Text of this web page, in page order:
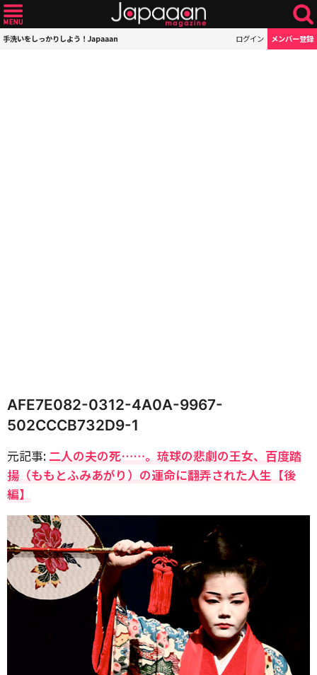
手洗いをしっかりしよう！Japaaan ログイン メンバー登録
AFE7E082-0312-4A0A-9967-
502CCCB732D9-1
元記事:二人の夫の死……。琉球の悲劇の王女、百度踏
揚（ももとふみあがり）の運命に翻弄された人生【後
編】